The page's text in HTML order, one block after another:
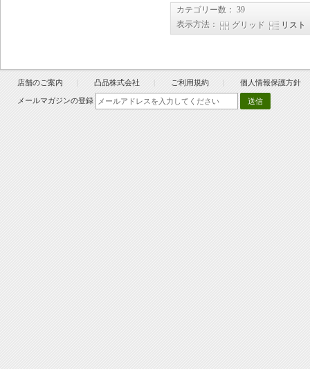
カテゴリー数： 39
表示方法：
グリッド リスト
店舗のご案内 凸品株式会社 ご利用規約 個人情報保護方針
メールマガジンの登録 送信